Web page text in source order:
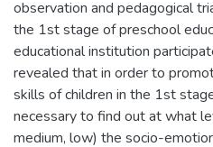
observation and pedagogical
the 1st stage of preschool
educational institution
revealed that in order to
skills of children in the 1st
necessary to find out at what
medium, low) the socio-